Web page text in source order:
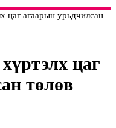
цаг агаарын урьдчилсан
цаг
төлөв